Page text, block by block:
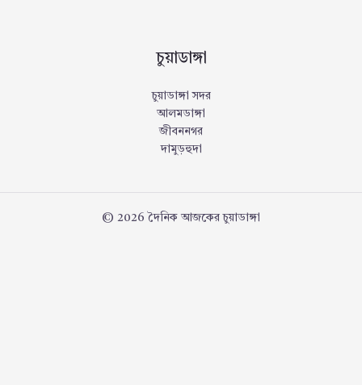
চুয়াডাঙ্গা
চুয়াডাঙ্গা সদর
আলমডাঙ্গা
জীবননগর
দামুড়হুদা
© 2026 দৈনিক আজকের চুয়াডাঙ্গা